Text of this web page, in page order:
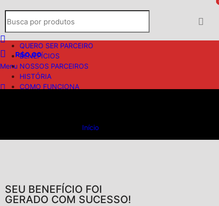
R$0,00
Menu
QUERO SER PARCEIRO
BENEFÍCIOS
NOSSOS PARCEIROS
HISTÓRIA
COMO FUNCIONA
Início
SEU BENEFÍCIO FOI
GERADO COM SUCESSO!